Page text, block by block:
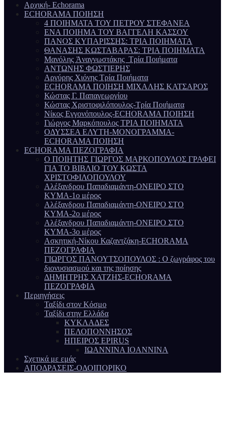
Αρχική- Echorama
ECHORAMA ΠΟΙΗΣΗ
4 ΠΟΙΗΜΑΤΑ ΤΟΥ ΠΕΤΡΟΥ ΣΤΕΦΑΝΕΑ
ΕΝΑ ΠΟΙΗΜΑ ΤΟΥ ΒΑΓΓΕΛΗ ΚΑΣΣΟΥ
ΠΑΝΟΣ ΚΥΠΑΡΙΣΣΗΣ: ΤΡΙΑ ΠΟΙΗΜΑΤΑ
ΘΑΝΑΣΗΣ ΚΩΣΤΑΒΑΡΑΣ: ΤΡΙΑ ΠΟΙΗΜΑΤΑ
Μανόλης Ἀναγνωστάκης Τρία Ποιήματα
ΑΝΤΩΝΗΣ ΦΩΣΤΙΕΡΗΣ
Αργύρης Χιόνης Τρία Ποιήματα
ECHORAMA ΠΟΙΗΣΗ ΜΙΧΑΛΗΣ ΚΑΤΣΑΡΟΣ
Κώστας Γ. Παπαγεωργίου
Κώστας Χριστοφιλόπουλος-Τρία Ποιήματα
Νίκος Εγγονόπουλος-ECHORAMA ΠΟΙΗΣΗ
Γιώργος Μαρκόπουλος ΤΡΙΑ ΠΟΙΗΜΑΤΑ
ΟΔΥΣΣΕΑ ΕΛΥΤΗ-ΜΟΝΟΓΡΑΜΜΑ-
ECHORAMA ΠΟΙΗΣΗ
ECHORAMA ΠΕΖΟΓΡΑΦΙΑ
Ο ΠΟΙΗΤΗΣ ΓΙΩΡΓΟΣ ΜΑΡΚΟΠΟΥΛΟΣ ΓΡΑΦΕΙ
ΓΙΑ ΤΟ ΒΙΒΛΙΟ ΤΟΥ ΚΩΣΤΑ
ΧΡΙΣΤΟΦΙΛΟΠΟΥΛΟΥ
Αλέξανδρου Παπαδιαμάντη-ΟΝΕΙΡΟ ΣΤΟ
ΚΥΜΑ-1ο μέρος
Αλέξανδρου Παπαδιαμάντη-ΟΝΕΙΡΟ ΣΤΟ
ΚΥΜΑ-2ο μέρος
Αλέξανδρου Παπαδιαμάντη-ΟΝΕΙΡΟ ΣΤΟ
ΚΥΜΑ-3ο μέρος
Ασκητική-Νίκου Καζαντζάκη-ECHORAMA
ΠΕΖΟΓΡΑΦΙΑ
ΓΙΩΡΓΟΣ ΠΑΝΟΥΤΣΟΠΟΥΛΟΣ : Ο ζωγράφος του
διονυσιασμού και της ποίησης
ΔΗΜΗΤΡΗΣ ΧΑΤΖΗΣ-ECHORAMA
ΠΕΖΟΓΡΑΦΙΑ
Περιηγήσεις
Ταξίδι στον Κόσμο
Ταξίδι στην Ελλάδα
ΚΥΚΛΑΔΕΣ
ΠΕΛΟΠΟΝΝΗΣΟΣ
ΗΠΕΙΡΟΣ EPIRUS
ΙΩΑΝΝΙΝΑ IOANNINA
Σχετικά με εμάς
ΑΠΟΔΡΑΣΕΙΣ-ΟΔΟΙΠΟΡΙΚΟ